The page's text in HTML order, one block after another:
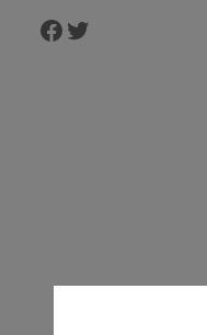
Facebook
Twitter